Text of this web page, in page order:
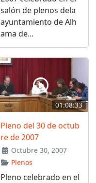
salón de plenos dela
ayuntamiento de Alh
ama de...
01:08:33
Pleno del 30 de octub
re de 2007
Octubre 30, 2007
Plenos
Pleno celebrado en el